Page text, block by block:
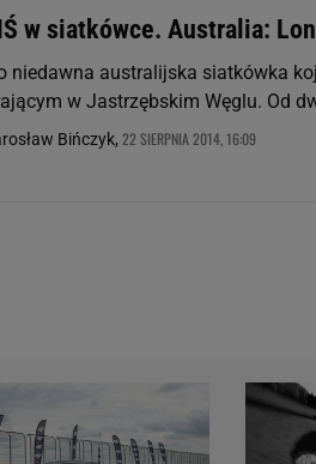
w siatkówce. Australia:
niedawna australijska siatkówka
w Jastrzębskim Węglu. Od
Bińczyk, 22 SIERPNIA 2014, 16:09